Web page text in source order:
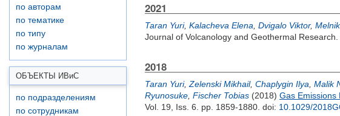
по авторам
по тематике
по типу
по журналам
ОБЪЕКТЫ ИВиС
по подразделениям
по сотрудникам
2021
Taran Yuri, Kalacheva Elena Dvigalo Viktor,
Journal of Volcanology and Geothermal Research.
2018
Taran Yuri, Zelenski Mikhail, Chaplygin Ilya Malik
Ryunosuke Fischer Tobias (2018) Gas Emissions
Vol. 19, Iss. 6. pp. 1859-1880. doi: 10.1029/